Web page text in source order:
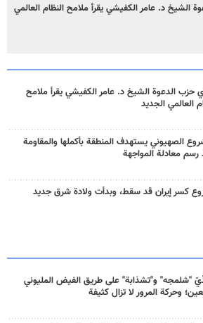
الشيخ د. عامر الكفيشي يقرأ ملامح النظام العالمي
حزب الدعوة الشيخ د. عامر الكفيشي يقرأ ملامح
العالمي الجديد
الصهيوني يستهدف المنطقة بأكملها والمقاومة
رسم معادلة المواجهة
كسر إيران قد سقط، وبدأت ولادة شرق جديد
"شلمجه" و"تشذابة" على طريق الفيض المليوني
وحركة المرور لا تزال كثيفة